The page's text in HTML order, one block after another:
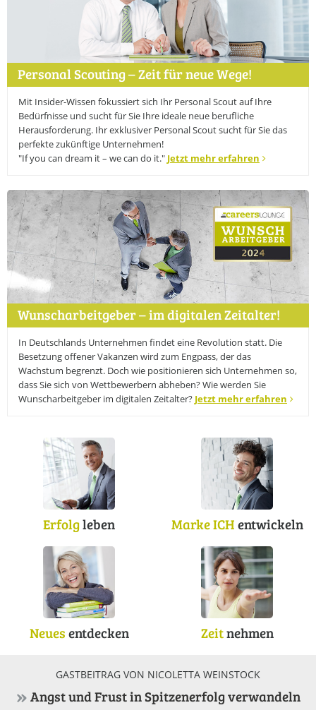
Personal Coaching
Wunscharbeitgeber-News
E-Videothek
Veranstaltungen
CAREERS LOUNGENEWSLETTER
Mit dem E-Mail Newsletter informieren wir Sie regelmäßig über
spannende Neuigkeiten innerhalb der CAREERS LOUNGE.
NEWSLETTER ANMELDUNG
CAREERS LOUNGE
WISSENSVORSPRUNG
Erfolg leben
Marke ICH entwickeln
Neues entdecken
Zeit nehmen
Flagge zeigen
CAREERS LOUNGENETZWERK
Online-Wissensforum
Über uns
Presse
Werbemöglichkeiten
Kontakt
Personal Scouting – Zeit für neue Wege!
Mit Insider-Wissen fokussiert sich Ihr Personal Scout auf Ihre
Bedürfnisse und sucht für Sie Ihre ideale neue berufliche
Herausforderung. Ihr exklusiver Personal Scout sucht für Sie das
perfekte zukünftige Unternehmen!
"If you can dream it – we can do it." Jetzt mehr erfahren
Wunscharbeitgeber – im digitalen Zeitalter!
In Deutschlands Unternehmen findet eine Revolution statt. Die
Besetzung offener Vakanzen wird zum Engpass, der das
Wachstum begrenzt. Doch wie positionieren sich Unternehmen so,
dass Sie sich von Wettbewerbern abheben? Wie werden Sie
Wunscharbeitgeber im digitalen Zeitalter? Jetzt mehr erfahren
Erfolgleben Marke ICH entwickeln
Neues entdecken Zeitnehmen
GASTBEITRAG VON NICOLETTA WEINSTOCK
Angst und Frust in Spitzenerfolg verwandeln